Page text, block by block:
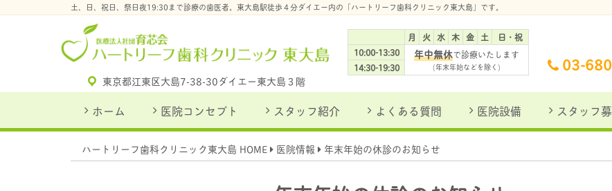
土、日、祝日、祭日夜19:30まで診療の歯医者。東大島駅徒歩４分ダイエー内の「ハートリーフ歯科クリニック東大島」です。
東京都江東区大島7-38-30ダイエー東大島３階
月 火 水 木 金 土
日・祝
10:00-13:30
年中無休で診療いたします
(年末年始などを除く)
14:30-19:30 03-
ホーム 医院コンセプト スタッフ紹介 よくある質問 医院設備 スタッフ
ハートリーフ歯科クリニック東大島 HOME 医院情報 年末年始の休診のお知らせ